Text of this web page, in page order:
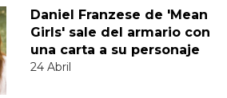
Daniel Franzese de 'Mean
Girls' sale del armario con
una carta a su personaje
24 Abril